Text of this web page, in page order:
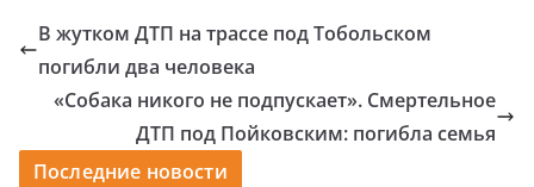
В жутком ДТП на трассе под Тобольском
погибли два человека
«Собака никого не подпускает». Смертельное
ДТП под Пойковским: погибла семья
Последние новости